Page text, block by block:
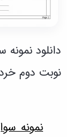
دانلود
نوبت دوم
نمونه